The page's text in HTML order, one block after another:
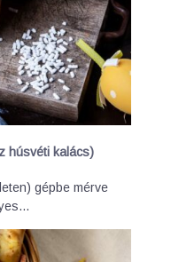
húsvéti kalács)
gépbe mérve